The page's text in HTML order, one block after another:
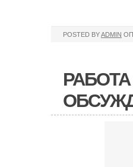
POSTED BYADMIN